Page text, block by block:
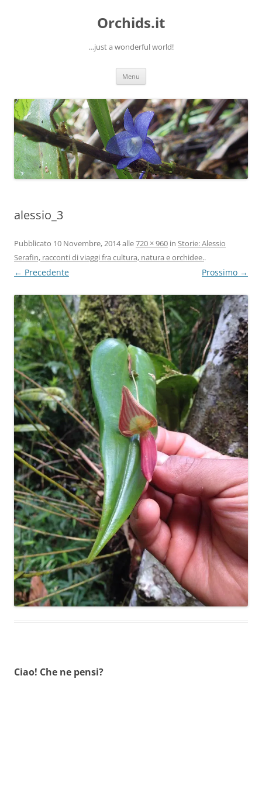
Orchids.it
…just a wonderful world!
Menu
alessio_3
Pubblicato 10 Novembre, 2014alle720 × 960 in Storie: Alessio
Serafin, racconti di viaggi fra cultura, natura e orchidee..
← Precedente Prossimo →
Ciao! Che ne pensi?